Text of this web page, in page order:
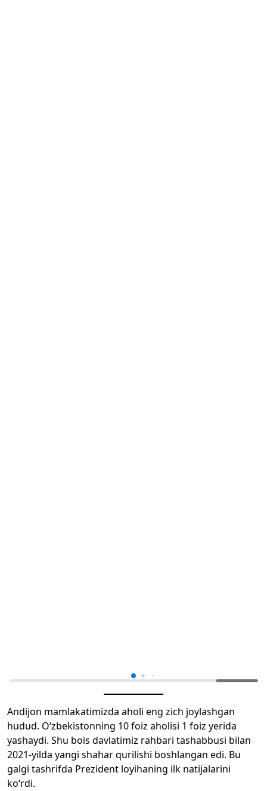
Andijon mamlakatimizda aholi eng zich joylashgan
hudud. O‘zbekistonning 10 foiz aholisi 1 foiz yerida
yashaydi. Shu bois davlatimiz rahbari tashabbusi bilan
2021-yilda yangi shahar qurilishi boshlangan edi. Bu
galgi tashrifda Prezident loyihaning ilk natijalarini
ko‘rdi.